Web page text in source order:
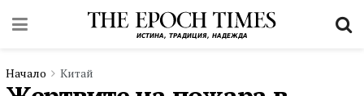
Начало Китай